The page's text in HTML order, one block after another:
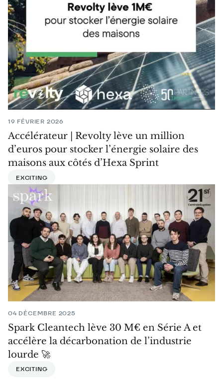
19 FÉVRIER 2026
Accélérateur | Revolty lève un million
d’euros pour stocker l’énergie solaire des
maisons aux côtés d’Hexa Sprint
EXCITING
04 DÉCEMBRE 2025
Spark Cleantech lève 30 M€ en Série A et
accélère la décarbonation de l’industrie
lourde 🚀
EXCITING